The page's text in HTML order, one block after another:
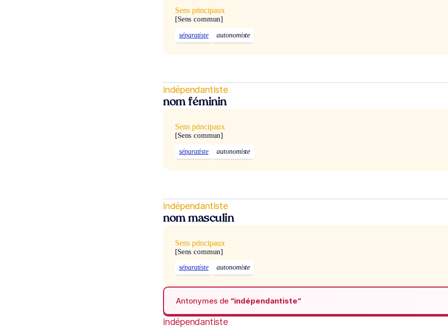
Sens principaux
[Sens commun]
séparatiste autonomiste
indépendantiste
nom féminin
Sens principaux
[Sens commun]
séparatiste autonomiste
indépendantiste
nom masculin
Sens principaux
[Sens commun]
séparatiste autonomiste
Antonymes de “indépendantiste“
indépendantiste